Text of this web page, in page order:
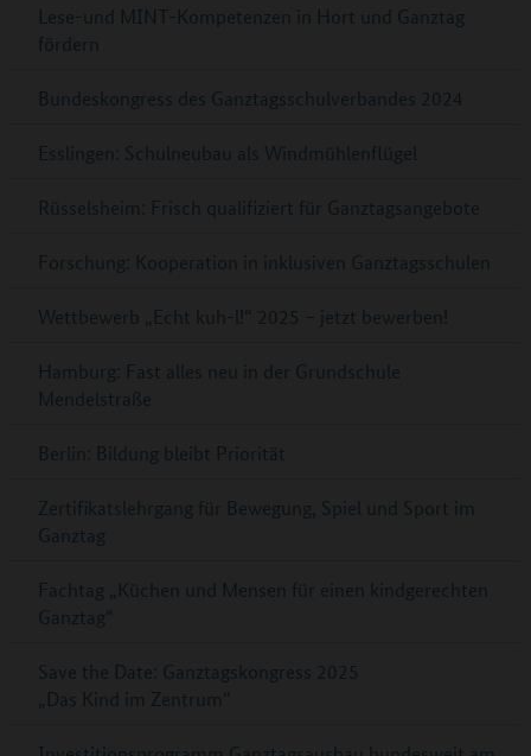
Lese-und MINT-Kompetenzen in Hort und Ganztag
fördern
Bundeskongress des Ganztagsschulverbandes 2024
Esslingen: Schulneubau als Windmühlenflügel
Rüsselsheim: Frisch qualifiziert für Ganztagsangebote
Forschung: Kooperation in inklusiven Ganztagsschulen
Wettbewerb „Echt kuh-l!“ 2025 – jetzt bewerben!
Hamburg: Fast alles neu in der Grundschule
Mendelstraße
Berlin: Bildung bleibt Priorität
Zertifikatslehrgang für Bewegung, Spiel und Sport im
Ganztag
Fachtag „Küchen und Mensen für einen kindgerechten
Ganztag“
Save the Date: Ganztagskongress 2025
„Das Kind im Zentrum“